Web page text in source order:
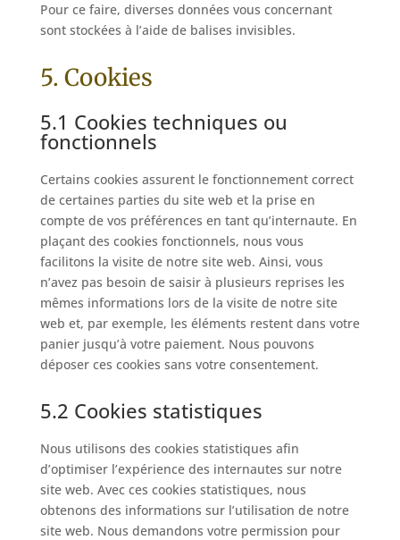
Pour ce faire, diverses données vous concernant
sont stockées à l’aide de balises invisibles.
5. Cookies
5.1 Cookies techniques ou
fonctionnels
Certains cookies assurent le fonctionnement correct
de certaines parties du site web et la prise en
compte de vos préférences en tant qu’internaute. En
plaçant des cookies fonctionnels, nous vous
facilitons la visite de notre site web. Ainsi, vous
n’avez pas besoin de saisir à plusieurs reprises les
mêmes informations lors de la visite de notre site
web et, par exemple, les éléments restent dans votre
panier jusqu’à votre paiement. Nous pouvons
déposer ces cookies sans votre consentement.
5.2 Cookies statistiques
Nous utilisons des cookies statistiques afin
d’optimiser l’expérience des internautes sur notre
site web. Avec ces cookies statistiques, nous
obtenons des informations sur l’utilisation de notre
site web. Nous demandons votre permission pour